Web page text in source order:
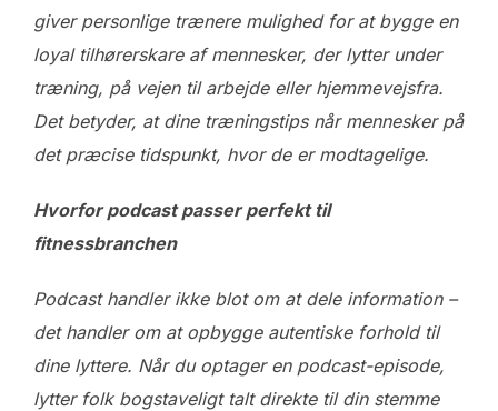
giver personlige trænere mulighed for at bygge en
loyal tilhørerskare af mennesker, der lytter under
træning, på vejen til arbejde eller hjemmevejsfra.
Det betyder, at dine træningstips når mennesker på
det præcise tidspunkt, hvor de er modtagelige.
Hvorfor podcast passer perfekt til
fitnessbranchen
Podcast handler ikke blot om at dele information –
det handler om at opbygge autentiske forhold til
dine lyttere. Når du optager en podcast-episode,
lytter folk bogstaveligt talt direkte til din stemme